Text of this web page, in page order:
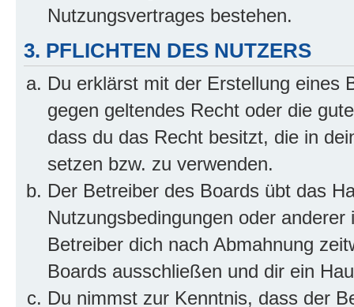
Nutzungsvertrages bestehen.
3. PFLICHTEN DES NUTZERS
Du erklärst mit der Erstellung eines
gegen geltendes Recht oder die
dass du das Recht besitzt, die in
setzen bzw. zu verwenden.
Der Betreiber des Boards übt das
Nutzungsbedingungen oder
Betreiber dich nach Abmahnung
Boards ausschließen und dir ein
Du nimmst zur Kenntnis, dass der